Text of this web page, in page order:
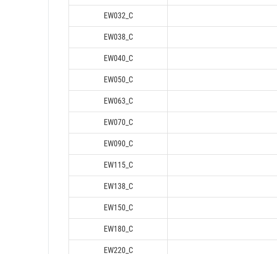
EW032_C
EW038_C
EW040_C
EW050_C
EW063_C
EW070_C
EW090_C
EW115_C
EW138_C
EW150_C
EW180_C
EW220_C